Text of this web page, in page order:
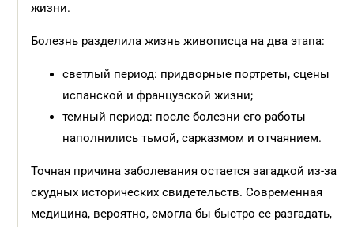
жизни.
Болезнь разделила жизнь живописца на два этапа:
светлый период: придворные портреты, сцены
испанской и французской жизни;
темный период: после болезни его работы
наполнились тьмой, сарказмом и отчаянием.
Точная причина заболевания остается загадкой из-за
скудных исторических свидетельств. Современная
медицина, вероятно, смогла бы быстро ее разгадать,